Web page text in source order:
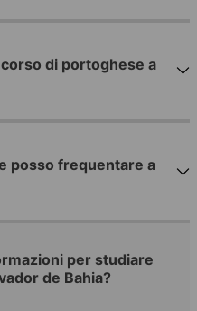
di portoghese a
posso frequentare a
per studiare
de Bahia?